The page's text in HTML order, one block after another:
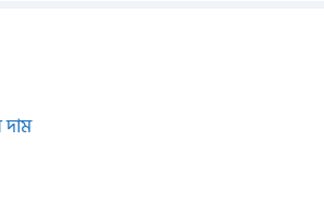
দাম